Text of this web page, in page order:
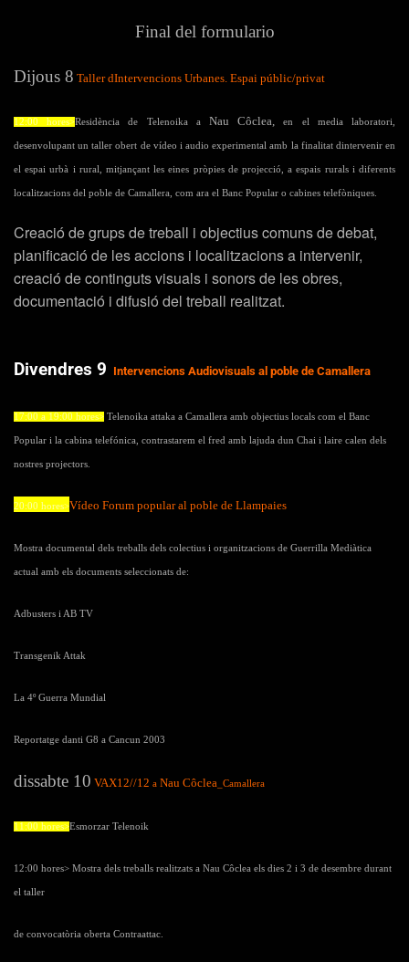
Final del formulario
Dijous 8 Taller dIntervencions Urbanes. Espai públic/privat
12:00 hores>Residència de Telenoika a Nau Côclea, en el media laboratori,
desenvolupant un taller obert de vídeo i audio experimental amb la finalitat dintervenir en
el espai urbà i rural, mitjançant les eines pròpies de projecció, a espais rurals i diferents
localitzacions del poble de Camallera, com ara el Banc Popular o cabines telefòniques.
Creació de grups de treball i objectius comuns de debat,
planificació de les accions i localitzacions a intervenir,
creació de continguts visuals i sonors de les obres,
documentació i difusió del treball realitzat.
Divendres 9 Intervencions Audiovisuals al poble de Camallera
17:00 a 19:00 hores> Telenoika attaka a Camallera amb objectius locals com el Banc
Popular i la cabina telefónica, contrastarem el fred amb lajuda dun Chai i laire calen dels
nostres projectors.
20:00 hores>Vídeo Forum popular al poble de Llampaies
Mostra documental dels treballs dels colectius i organitzacions de Guerrilla Mediàtica
actual amb els documents seleccionats de:
Adbusters i AB TV
Transgenik Attak
La 4º Guerra Mundial
Reportatge danti G8 a Cancun 2003
dissabte 10 VAX12//12 a Nau Côclea _Camallera
11:00 hores>Esmorzar Telenoik
12:00 hores> Mostra dels treballs realitzats a Nau Côclea els dies 2 i 3 de desembre durant
el taller
de convocatòria oberta Contraattac